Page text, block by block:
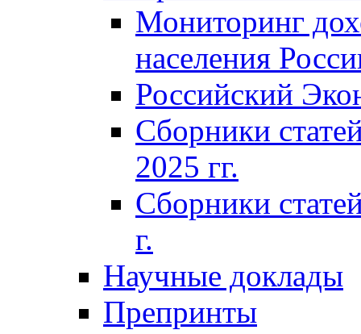
Мониторинг
населения
Российский
Сборники
2025 гг.
Сборники
г.
Научные доклады
Препринты